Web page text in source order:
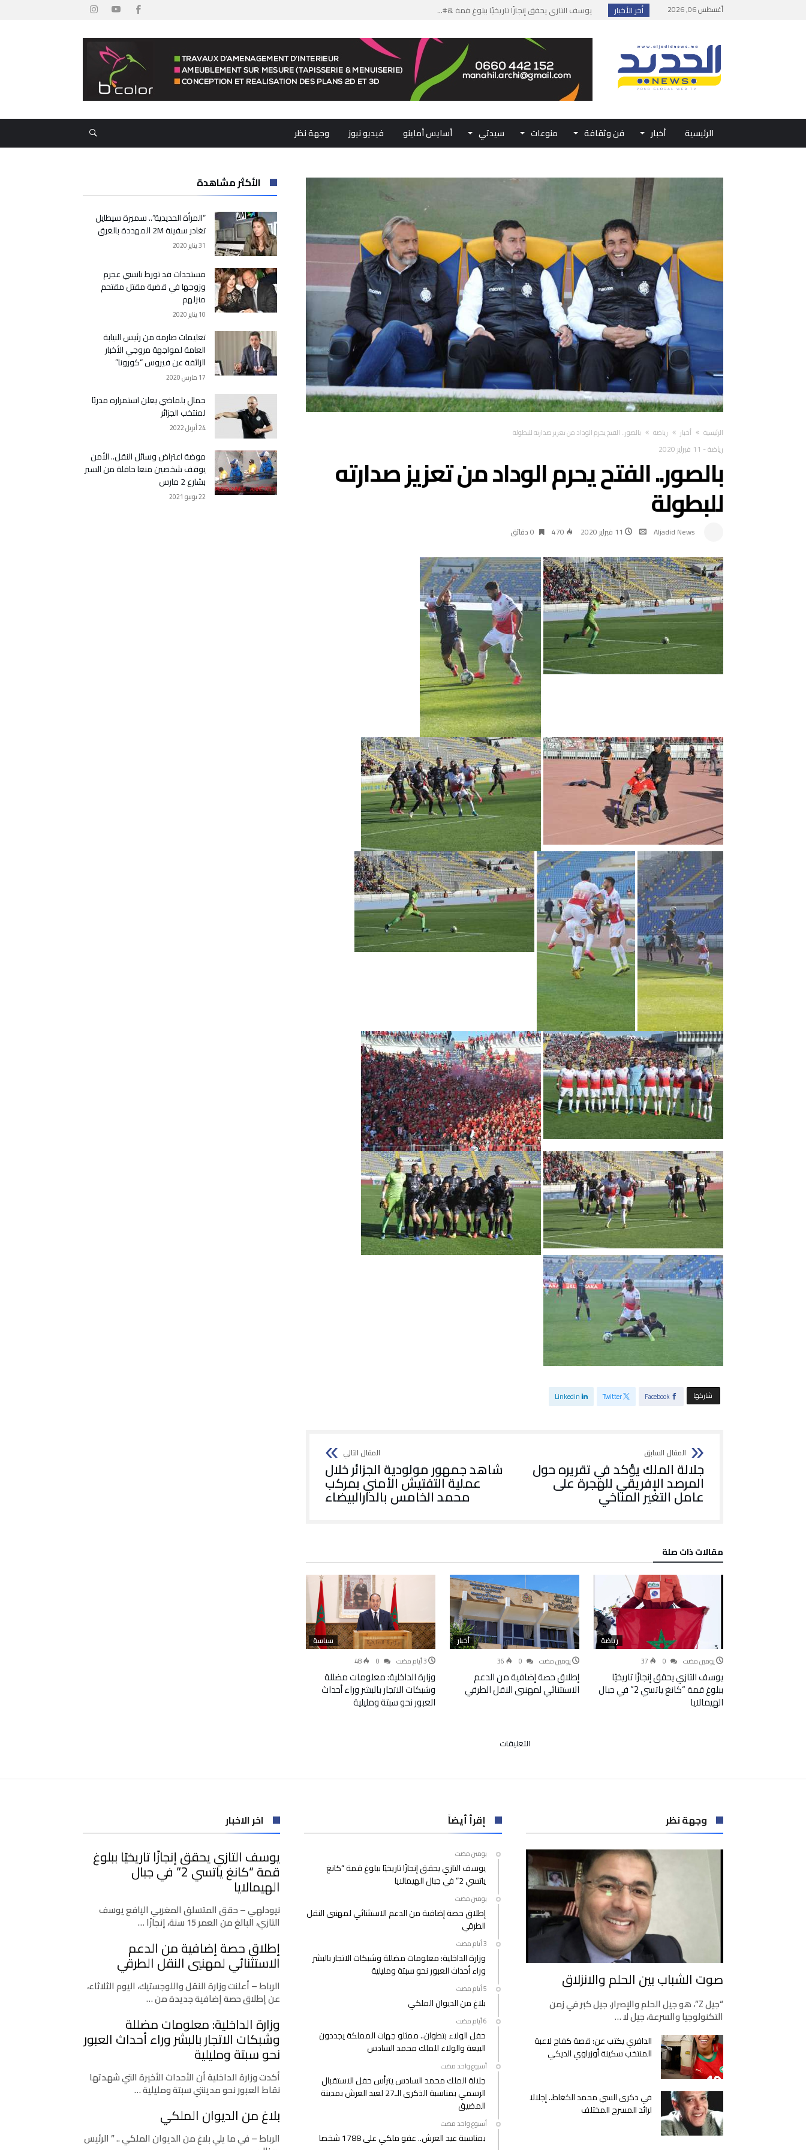
أغسطس 06, 2026 أخر الأخبار
إطلاق حصة إضافية من الدعم الاستثنائي لمهنيي ال...
بلاغ من الديوان الملكي...
حفل الولاء بتطوان.. ممثلو جهات المملكة يجددون ...
الرئيسية أخبار فن وثقافة منوعات سيدتي أسايس أماينو فيديو نيوز وجهة نظر
‫الرئيسية‬ أخبار رياضة بالصور.. الفتح يحرم الوداد من تعزيز صدارته للبطولة
رياضة- 11 فبراير 2020
بالصور.. الفتح يحرم الوداد من تعزيز صدارته
للبطولة
Aljadid News 11 فبراير 2020 470 0 ‫دقائق‬
‫‫ شاركها‬ Facebook
Twitter
Linkedin
جلالة الملك يؤكد في تقريره حول
المرصد الإفريقي للهجرة على
عامل التغير المناخي
شاهد جمهور مولودية الجزائر خلال
عملية التفتيش الأمني بمركب
محمد الخامس بالدارالبيضاء
‫مقالات ذات صلة‬
رياضة
‫‫‫‏‫يومين مضت‬ 37
يوسف التازي يحقق إنجازًا تاريخيًا
ببلوغ قمة “كانغ ياتسي 2” في جبال
الهيمالايا
أخبار
‫‫‫‏‫يومين مضت‬ 36
إطلاق حصة إضافية من الدعم
الاستثنائي لمهنيي النقل الطرقي
سياسة
48
وزارة الداخلية: معلومات مضللة
وشبكات الاتجار بالبشر وراء أحداث
العبور نحو سبتة ومليلية
التعليقات
يحرم
تعزيز
صدارته
مغلقة
الأكثر مشاهدة
“المرأة الحديدية”.. سميرة سيطايل
تغادر سفينة 2M المهددة بالغرق
31 يناير 2020
مستجدات قد تورط نانسي عجرم
وزوجها في قضية مقتل مقتحم
منزلهم
10 يناير 2020
تعليمات صارمة من رئيس النيابة
العامة لمواجهة مروجي الأخبار
الزائفة عن فيروس “كورونا”
17 مارس 2020
جمال بلماضي يعلن استمراره مدربًا
لمنتخب الجزائر
24 أبريل 2022
موضة اعتراض وسائل النقل.. الأمن
يوقف شخصين منعا حافلة من السير
بشارع 2 مارس
22 يونيو 2021
وجهة نظر
صوت الشباب بين الحلم والانزلاق
“جيل Z”، هو جيل الحلم والإصرار، جيل كبر في زمن
التكنولوجيا والسرعة، جيل لا …
الدافري يكتب عن: قصة كفاح لاعبة
المنتخب سكينة أوزراوي الديكي
في ذكرى السي محمد الكغاط.. إجلالا
لرائد المسرح المختلف
إقرأ أيضاً
‫‫‫‏‫يومين مضت‬
يوسف التازي يحقق إنجازًا تاريخيًا ببلوغ قمة “كانغ
ياتسي 2” في جبال الهيمالايا
‫‫‫‏‫يومين مضت‬
إطلاق حصة إضافية من الدعم الاستثنائي لمهنيي النقل
الطرقي
وزارة الداخلية: معلومات مضللة وشبكات الاتجار بالبشر
وراء أحداث العبور نحو سبتة ومليلية
بلاغ من الديوان الملكي
حفل الولاء بتطوان.. ممثلو جهات المملكة يجددون
البيعة والولاء للملك محمد السادس
‫‫‫‏‫أسبوع واحد مضت‬
جلالة الملك محمد السادس يترأس حفل الاستقبال
الرسمي بمناسبة الذكرى الـ27 لعيد العرش بمدينة
المضيق
‫‫‫‏‫أسبوع واحد مضت‬
بمناسبة عيد العرش.. عفو ملكي على 1788 شخصا
اخر الاخبار
يوسف التازي يحقق إنجازًا تاريخيًا ببلوغ
قمة “كانغ ياتسي 2” في جبال
الهيمالايا
نيودلهي – حقق المتسلق المغربي اليافع يوسف
التازي، البالغ من العمر 15 سنة، إنجازًا …
إطلاق حصة إضافية من الدعم
الاستثنائي لمهنيي النقل الطرقي
الرباط – أعلنت وزارة النقل واللوجستيك، اليوم الثلاثاء،
عن إطلاق حصة إضافية جديدة من …
وزارة الداخلية: معلومات مضللة
وشبكات الاتجار بالبشر وراء أحداث العبور
نحو سبتة ومليلية
أكدت وزارة الداخلية أن الأحداث الأخيرة التي شهدتها
نقاط العبور نحو مدينتي سبتة ومليلية …
بلاغ من الديوان الملكي
الرباط – في ما يلي بلاغ من الديوان الملكي .. ” الرئيس